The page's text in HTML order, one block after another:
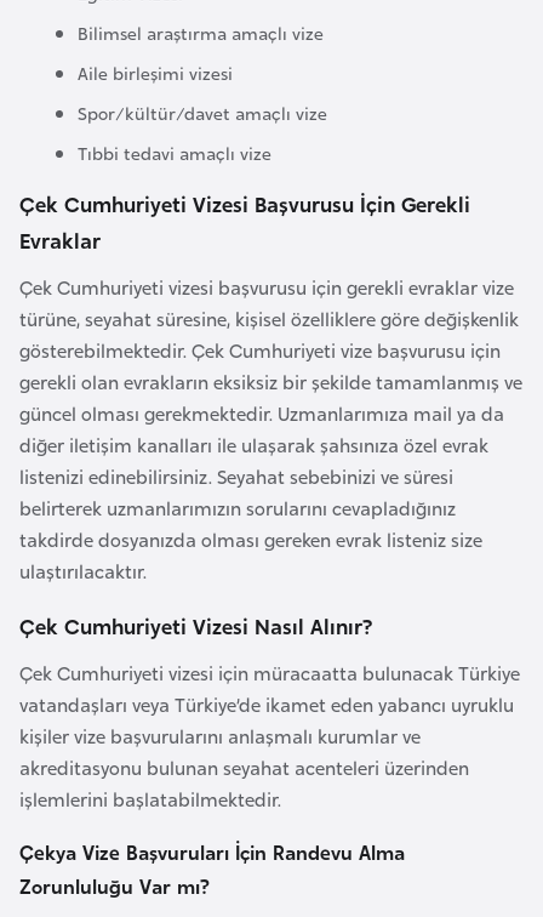
Bilimsel araştırma amaçlı vize
Aile birleşimi vizesi
Spor/kültür/davet amaçlı vize
Tıbbi tedavi amaçlı vize
Çek Cumhuriyeti Vizesi Başvurusu İçin Gerekli
Evraklar
Çek Cumhuriyeti vizesi başvurusu için gerekli evraklar vize
türüne, seyahat süresine, kişisel özelliklere göre değişkenlik
gösterebilmektedir. Çek Cumhuriyeti vize başvurusu için
gerekli olan evrakların eksiksiz bir şekilde tamamlanmış ve
güncel olması gerekmektedir. Uzmanlarımıza mail ya da
diğer iletişim kanalları ile ulaşarak şahsınıza özel evrak
listenizi edinebilirsiniz. Seyahat sebebinizi ve süresi
belirterek uzmanlarımızın sorularını cevapladığınız
takdirde dosyanızda olması gereken evrak listeniz size
ulaştırılacaktır.
Çek Cumhuriyeti Vizesi Nasıl Alınır?
Çek Cumhuriyeti vizesi için müracaatta bulunacak Türkiye
vatandaşları veya Türkiye’de ikamet eden yabancı uyruklu
kişiler vize başvurularını anlaşmalı kurumlar ve
akreditasyonu bulunan seyahat acenteleri üzerinden
işlemlerini başlatabilmektedir.
Çekya Vize Başvuruları İçin Randevu Alma
Zorunluluğu Var mı?
ç
k
a
B
e
n
i
n
B
o
s
a
H
e
r
s
e